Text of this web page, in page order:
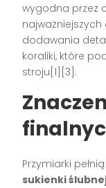
wygodna przez
dodawania
koraliki, które
stroju[1][3].
Przymiarki
sukienki